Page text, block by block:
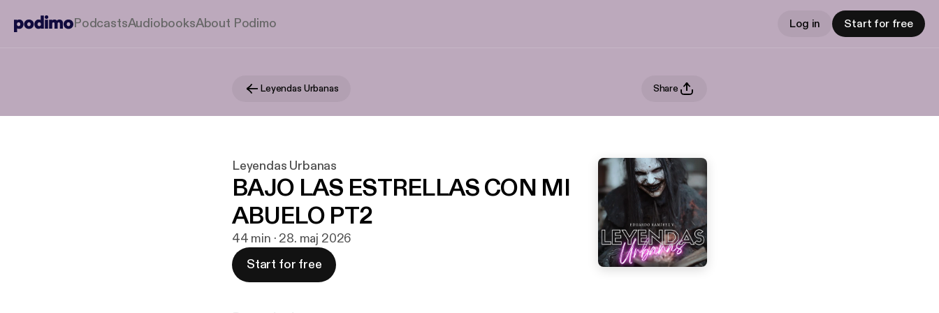
PodcastsAudiobooksAbout Podimo Log in Start for free
Leyendas Urbanas Share
Leyendas Urbanas
BAJO LAS ESTRELLAS CON MI
ABUELO PT2
44 min · 28. maj 2026
Start for free